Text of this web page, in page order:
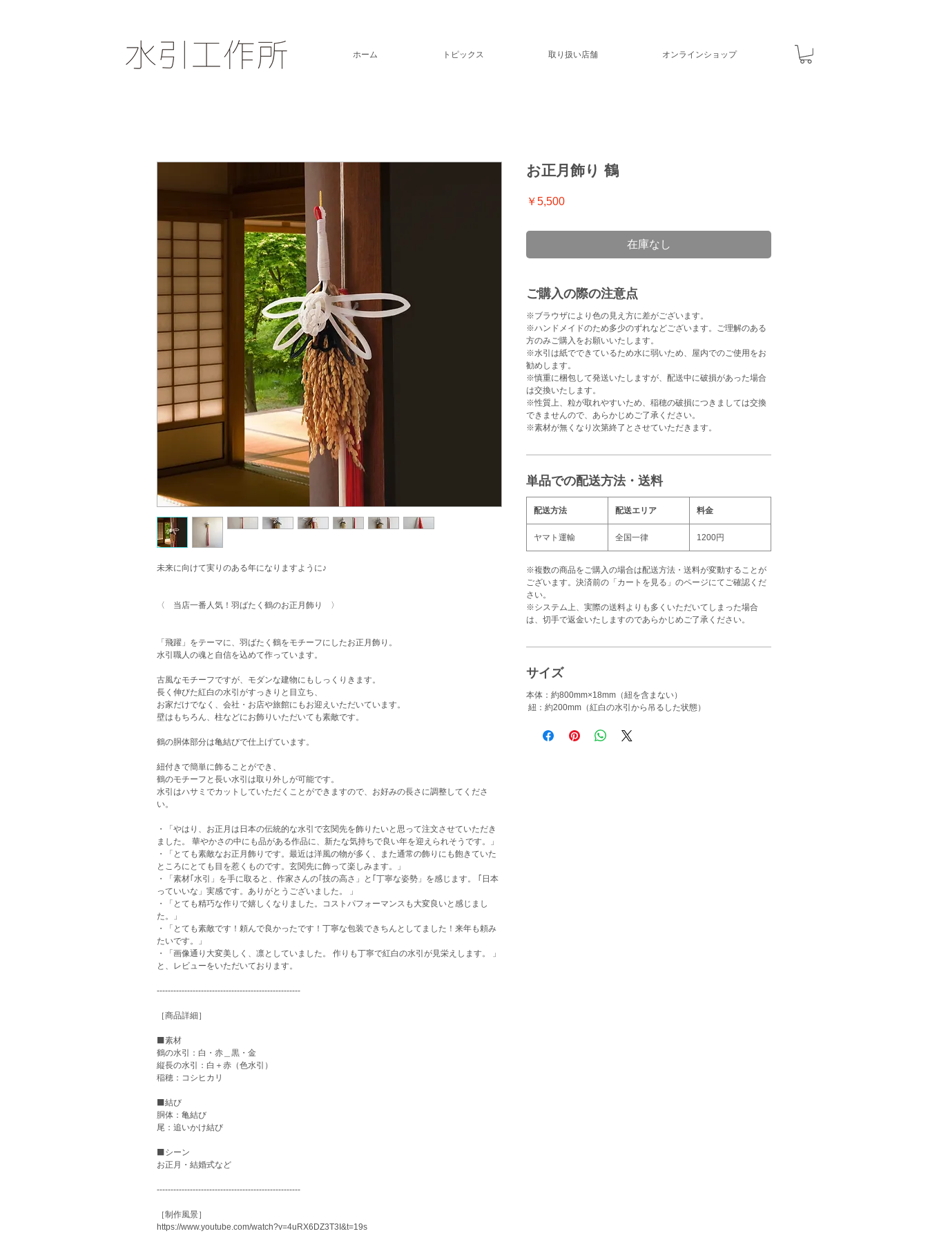
ホーム トピックス 取り扱い店舗 オンラインショップ
未来に向けて実りのある年になりますように♪
〈 当店一番人気！羽ばたく鶴のお正月飾り 〉
「飛躍」をテーマに、羽ばたく鶴をモチーフにしたお正月飾り。
水引職人の魂と自信を込めて作っています。
古風なモチーフですが、モダンな建物にもしっくりきます。
長く伸びた紅白の水引がすっきりと目立ち、
お家だけでなく、会社・お店や旅館にもお迎えいただいています。
壁はもちろん、柱などにお飾りいただいても素敵です。
鶴の胴体部分は亀結びで仕上げています。
紐付きで簡単に飾ることができ、
鶴のモチーフと長い水引は取り外しが可能です。
水引はハサミでカットしていただくことができますので、お好みの長さに調整してくださ
い。
・「やはり、お正月は日本の伝統的な水引で玄関先を飾りたいと思って注文させていただき
ました。 華やかさの中にも品がある作品に、新たな気持ちで良い年を迎えられそうです。」
・「とても素敵なお正月飾りです。最近は洋風の物が多く、また通常の飾りにも飽きていた
ところにとても目を惹くものです。玄関先に飾って楽しみます。」
・「素材｢水引」を手に取ると、作家さんの｢技の高さ」と｢丁寧な姿勢」を感じます。 ｢日本
っていいな」実感です。ありがとうございました。 」
・「とても精巧な作りで嬉しくなりました。コストパフォーマンスも大変良いと感じまし
た。」
・「とても素敵です！頼んで良かったです！丁寧な包装できちんとしてました！来年も頼み
たいです。」
・「画像通り大変美しく、凛としていました。 作りも丁寧で紅白の水引が見栄えします。 」
と、レビューをいただいております。
----------------------------------------------------
［商品詳細］
⬛️素材
鶴の水引：白・赤＿黒・金
縦長の水引：白＋赤（色水引）
稲穂：コシヒカリ
⬛️結び
胴体：亀結び
尾：追いかけ結び
⬛️シーン
お正月・結婚式など
----------------------------------------------------
［制作風景］
https://www.youtube.com/watch?v=4uRX6DZ3T3I&t=19s
お正月飾り 鶴
￥5,500価
在庫なし
ご購入の際の注意点
※ブラウザにより色の見え方に差がございます。
※ハンドメイドのため多少のずれなどございます。ご理解のある
方のみご購入をお願いいたします。
※水引は紙でできているため水に弱いため、屋内でのご使用をお
勧めします。
※慎重に梱包して発送いたしますが、配送中に破損があった場合
は交換いたします。
※性質上、粒が取れやすいため、稲穂の破損につきましては交換
できませんので、あらかじめご了承ください。
※素材が無くなり次第終了とさせていただきます。
単品での配送方法・送料
配送方法 配送エリア 料金
ヤマト運輸 全国一律 1200円
※複数の商品をご購入の場合は配送方法・送料が変動することが
ございます。決済前の「カートを見る」のページにてご確認くだ
さい。
※システム上、実際の送料よりも多くいただいてしまった場合
は、切手で返金いたしますのであらかじめご了承ください。
サイズ
本体：約800mm×18mm（紐を含まない）
紐：約200mm（紅白の水引から吊るした状態）